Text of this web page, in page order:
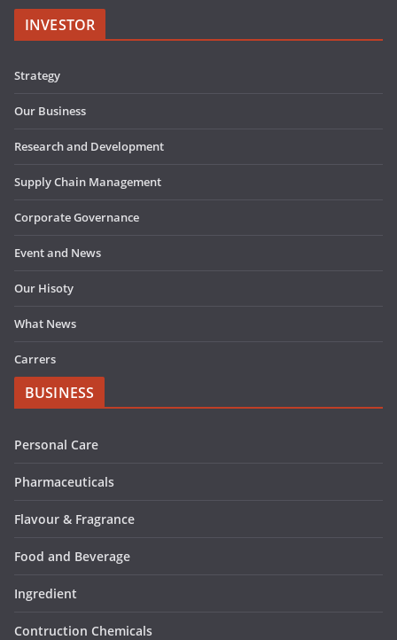
INVESTOR
Strategy
Our Business
Research and Development
Supply Chain Management
Corporate Governance
Event and News
Our Hisoty
What News
Carrers
BUSINESS
Personal Care
Pharmaceuticals
Flavour & Fragrance
Food and Beverage
Ingredient
Contruction Chemicals